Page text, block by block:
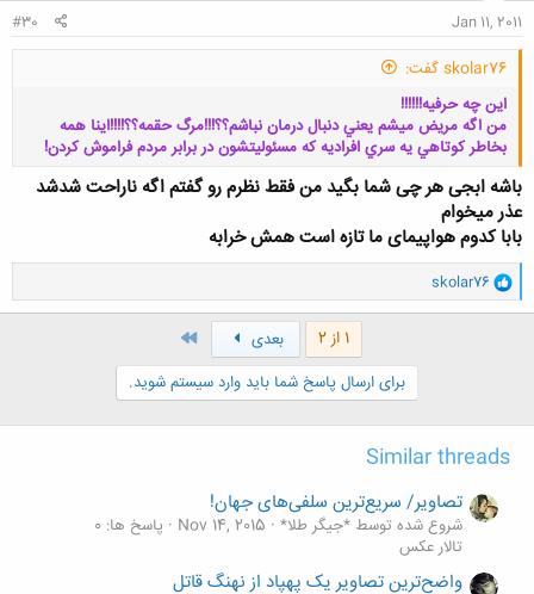
Jan 11, 2011
#30
skolar76 گفت:
اين چه حرفيه!!!!!!
من اگه مريض ميشم يعني دنبال درمان نباشم؟؟!!!مرگ حقمه؟؟!!!!اينا همه
بخاطر كوتاهي يه سري افراديه كه مسئوليتشون در برابر مردم فراموش كردن!
کلیک کنید تا باز شود...
باشه ابجی هر چی شما بگید من فقط نظرم رو گفتم اگه ناراحت شدشد
عذر میخوام
بابا کدوم هواپیمای ما تازه است همش خرابه
و
ا
ک
skolar76
1 از 2 بعدی
برای ارسال پاسخ شما باید وارد سیستم شوید.
Similar threads
تصاویر/ سریع‌ترین سلفی‌های جهان!
شروع شده توسط *جیگر طلا* Nov 14, 2015
پاسخ ها: 0
تالار عکس
واضح‌ترین تصاویر یک پهپاد از نهنگ قاتل